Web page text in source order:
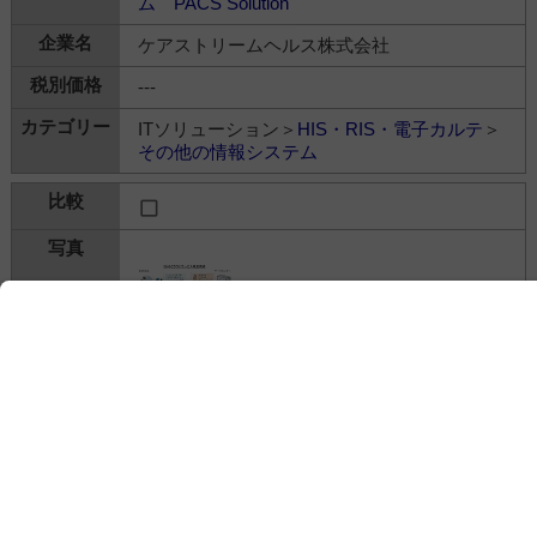
ケアストリームヘルス株式会社
---
ITソリューション＞ HIS・RIS・電子カルテ ＞
その他の情報システム